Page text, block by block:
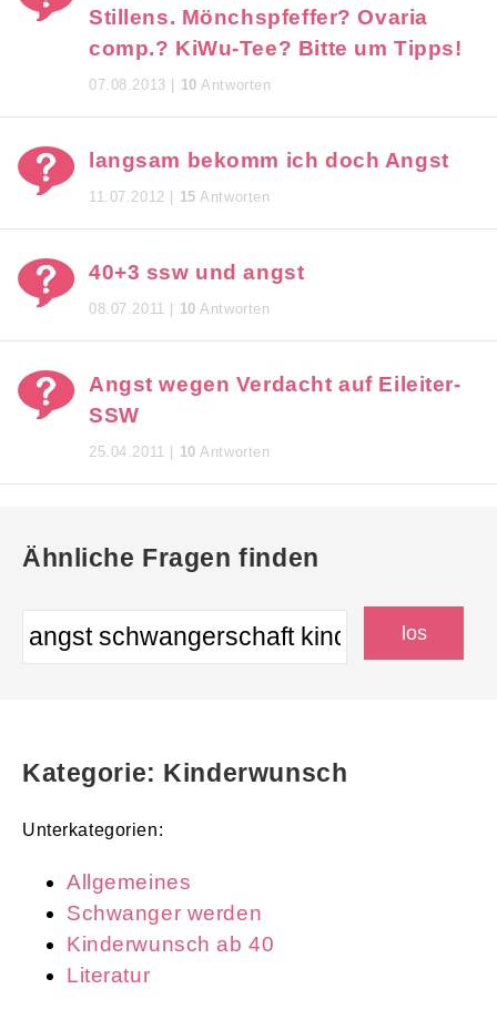
Stillens. Mönchspfeffer? Ovaria
comp.? KiWu-Tee? Bitte um Tipps!
07.08.2013 | 10 Antworten
langsam bekomm ich doch Angst
11.07.2012 | 15 Antworten
40+3 ssw und angst
08.07.2011 | 10 Antworten
Angst wegen Verdacht auf Eileiter-
SSW
25.04.2011 | 10 Antworten
Ähnliche Fragen finden
Kategorie: Kinderwunsch
Unterkategorien:
Allgemeines
Schwanger werden
Kinderwunsch ab 40
Literatur